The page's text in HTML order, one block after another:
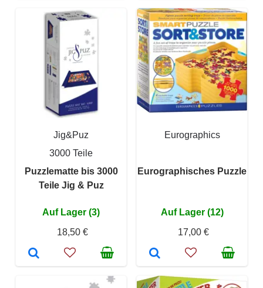
Jig&Puz
3000 Teile
Puzzlematte bis 3000
Teile Jig & Puz
Auf Lager (3)
18,50 €
Eurographics
Eurographisches Puzzle
Auf Lager (12)
17,00 €